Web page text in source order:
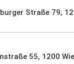
Straße 79,
55, 1200